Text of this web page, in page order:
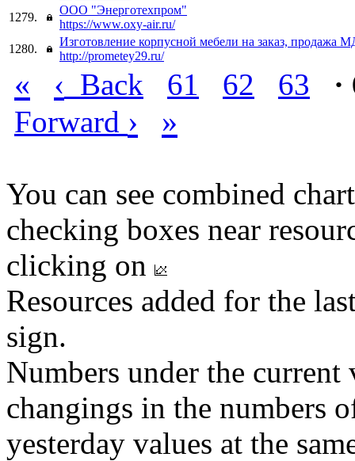
1279.
ООО "Энерготехпром"
https://www.oxy-air.ru/
1280.
Изготовление корпусной мебели на заказ, продажа
http://prometey29.ru/
« ‹ Back 61 62 63
Forward › »
You can see combined
checking boxes near
clicking on
Resources added for the
sign.
Numbers under the
changings in the numbers
yesterday values at the